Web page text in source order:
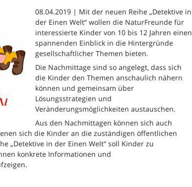
08.04.2019 | Mit der neuen Reihe „Detektive in
der Einen Welt“ wollen die NaturFreunde für
interessierte Kinder von 10 bis 12 Jahren einen
spannenden Einblick in die Hintergründe
gesellschaftlicher Themen bieten.
Die Nachmittage sind so angelegt, dass sich
die Kinder den Themen anschaulich nähern
können und gemeinsam über
Lösungsstrategien und
Veränderungsmöglichkeiten austauschen.
Aus den Nachmittagen können sich auch
sich die Kinder an die zuständigen öffentlichen
„Detektive in der Einen Welt“ soll Kinder zu
konkrete Informationen und